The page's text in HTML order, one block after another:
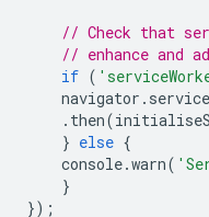
// Check that
// enhance and
if (
navigator .
. then(
} else {
console.warn(
}
});